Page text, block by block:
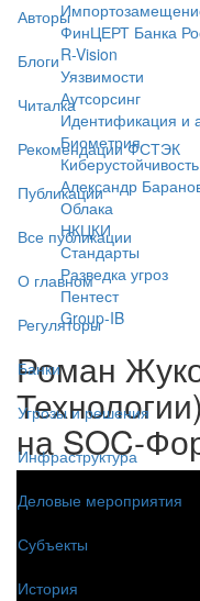
Авторы
Блоги
Читалка
Рекомендации ФСТЭК
Публикации
Все публикации
О главном
Регуляторы
Банки
Угрозы и решения
Инфраструктура
Деловые мероприятия
Субъекты
История
ФинЦЕРТ Банка
R-Vision
Уязвимости
Аутсорсинг
Идентификация и
Биометрия
Киберустойчивость
Александр
Облака
НКЦКИ
Стандарты
Разведка угроз
Пентест
Group-IB
Роман
на SOC-